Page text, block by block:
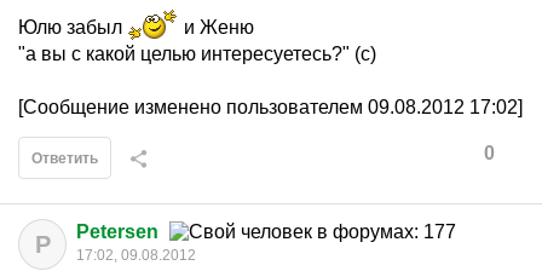
Юлю забыл
и Женю
"а вы с какой целью интересуетесь?" (с)
[Сообщение изменено пользователем 09.08.2012 17:02]
0
Ответить
P Petersen
17:02, 09.08.2012